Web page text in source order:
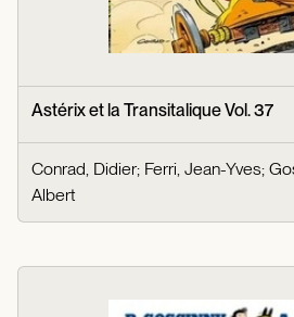
Astérix et la Transitalique Vol. 37
Conrad, Didier; Ferri, Jean-Yves;
Albert